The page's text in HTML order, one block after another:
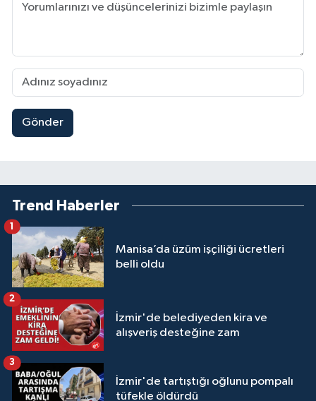
Gönder
Trend Haberler
Manisa’da üzüm işçiliği ücretleri
belli oldu
1
İzmir'de belediyeden kira ve
alışveriş desteğine zam
2
İzmir'de tartıştığı oğlunu pompalı
tüfekle öldürdü
3